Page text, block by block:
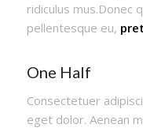
ridiculus mus.Donec
pellentesque eu,
One Half
Consectetuer
eget dolor. Aenean